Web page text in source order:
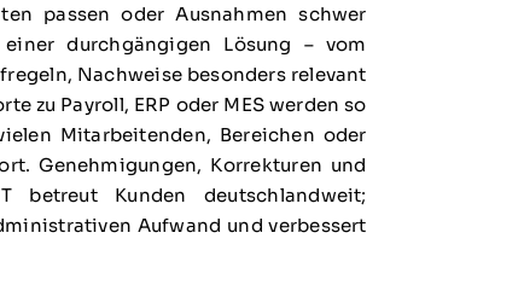
passen oder Ausnahmen schwer
durchgängigen Lösung – vom
Nachweise besonders relevant
zu Payroll, ERP oder MES werden so
Mitarbeitenden, Bereichen oder
Genehmigungen, Korrekturen und
betreut Kunden deutschlandweit;
Aufwand und verbessert